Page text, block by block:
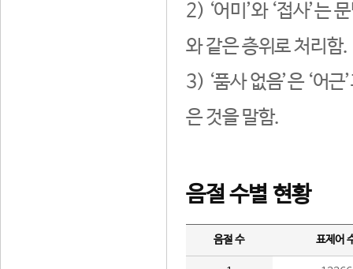
2) ‘어미’와 ‘접사’는
와 같은 층위로 처리함.
3) ‘품사 없음’은 ‘어
은 것을 말함.
음절 수별 현황
음절 수 표제어